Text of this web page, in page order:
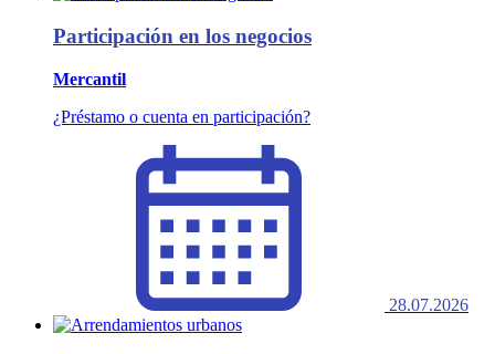
Participación en los negocios
Mercantil
¿Préstamo o cuenta en participación?
28.07.2026